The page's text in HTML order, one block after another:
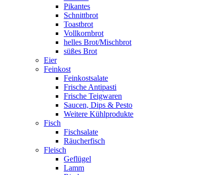
Pikantes
Schnittbrot
Toastbrot
Vollkornbrot
helles Brot/Mischbrot
süßes Brot
Eier
Feinkost
Feinkostsalate
Frische Antipasti
Frische Teigwaren
Saucen, Dips & Pesto
Weitere Kühlprodukte
Fisch
Fischsalate
Räucherfisch
Fleisch
Geflügel
Lamm